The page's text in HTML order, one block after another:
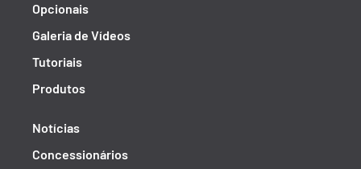
Opcionais
Galeria de Vídeos
Tutoriais
Produtos
Notícias
Concessionários